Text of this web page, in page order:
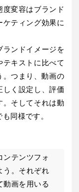
度変容はブランド
ケティング効果に
ランドイメージを
キストに比べて
。つまり、動画の
しく設定し、評価
。そしてそれは動
同様です。
ンテンツフォ
う。それぞれ
動画を用いる